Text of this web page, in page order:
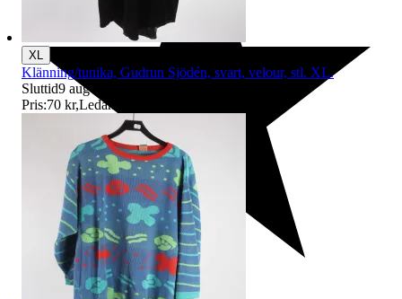
XL
Klänning/tunika, Gudrun Sjödén, svart, velour, stl. XL.
Sluttid9 aug 19:43
Pris:70 kr,Ledande bud